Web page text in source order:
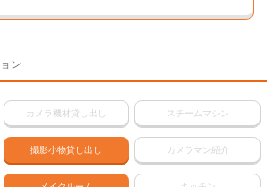
クラシックスタイルと、緑壁の落ち着い
リーゴーランドと馬車がロマンチックに
ン。
コンを見た」とお伝えいただくと対応が
ン
カメラ機材貸し出し スチームマシン
撮影小物貸し出し カメラマン紹介